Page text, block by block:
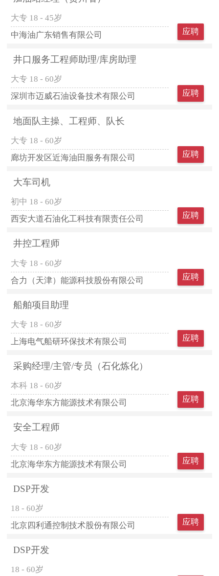
大专 18 - 45岁
中海油广东销售有限公司
应聘
井口服务工程师助理/库房助理
大专 18 - 60岁
深圳市迈威石油设备技术有限公司
应聘
地面队主操、工程师、队长
大专 18 - 60岁
廊坊开发区近海油田服务有限公司
应聘
大车司机
初中 18 - 60岁
西安大道石油化工科技有限责任公司
应聘
井控工程师
大专 18 - 60岁
合力（天津）能源科技股份有限公司
应聘
船舶项目助理
大专 18 - 60岁
上海电气船研环保技术有限公司
应聘
采购经理/主管/专员（石化炼化）
本科 18 - 60岁
北京海华东方能源技术有限公司
应聘
安全工程师
大专 18 - 60岁
北京海华东方能源技术有限公司
应聘
DSP开发
18 - 60岁
北京四利通控制技术股份有限公司
应聘
DSP开发
18 - 60岁